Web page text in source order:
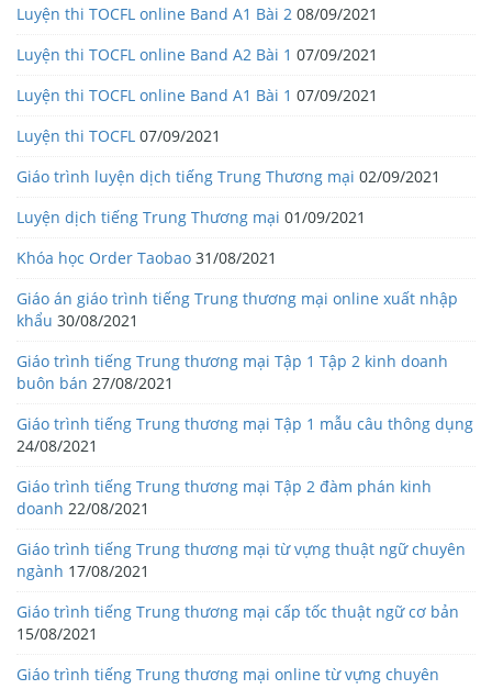
Luyện thi TOCFL online Band A1 Bài 2 08/09/2021
Luyện thi TOCFL online Band A2 Bài 1 07/09/2021
Luyện thi TOCFL online Band A1 Bài 1 07/09/2021
Luyện thi TOCFL 07/09/2021
Giáo trình luyện dịch tiếng Trung Thương mại 02/09/2021
Luyện dịch tiếng Trung Thương mại 01/09/2021
Khóa học Order Taobao 31/08/2021
Giáo án giáo trình tiếng Trung thương mại online xuất nhập
khẩu 30/08/2021
Giáo trình tiếng Trung thương mại Tập 1 Tập 2 kinh doanh
buôn bán 27/08/2021
Giáo trình tiếng Trung thương mại Tập 1 mẫu câu thông dụng
24/08/2021
Giáo trình tiếng Trung thương mại Tập 2 đàm phán kinh
doanh 22/08/2021
Giáo trình tiếng Trung thương mại từ vựng thuật ngữ chuyên
ngành 17/08/2021
Giáo trình tiếng Trung thương mại cấp tốc thuật ngữ cơ bản
15/08/2021
Giáo trình tiếng Trung thương mại online từ vựng chuyên